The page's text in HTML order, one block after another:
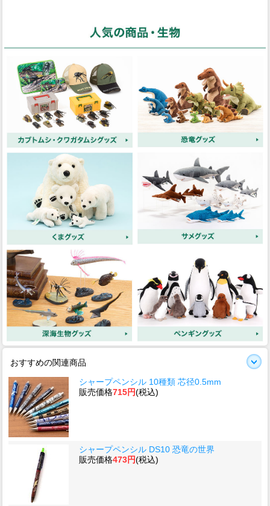
おすすめの関連商品
シャープペンシル 10種類 芯径0.5mm
販売価格715円(税込)
シャープペンシル DS10 恐竜の世界
販売価格473円(税込)